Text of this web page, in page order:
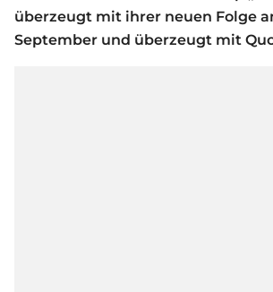
überzeugt mit ihrer neuen Folge
September und überzeugt mit